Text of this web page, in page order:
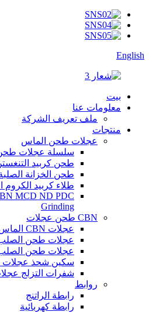
English
بيت
معلومات عنا
ملف تعريف الشركة
منتجات
عجلات طحن الماس
سلسلة عجلات طحن
طحن كربيد
طحن الخزانة
طلاء كربيد الكروم
MCD ND PDC
Grinding
CBN طحن عجلات
عجلات CBN الماس القلم
عجلات طحن الصلب
عجلات طحن الصلب
سكين شحذ عجلات CBN لـ Tormek T7 T8 T4
شفرات التزلج
روابط
رابطة الراتنج
رابطة كهربائية